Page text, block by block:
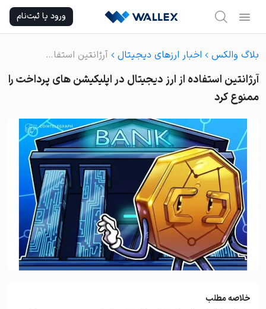
content
ورود یا ثبت‌نام
بلاگ والکس اخبار ارزهای دیجیتال آرژانتین استفاده از ارز دیجیتال در اپلیکیشن های پرداخت را ممنوع کرد
آرژانتین استفاده از ارز دیجیتال در اپلیکیشن های پرداخت را
ممنوع کرد
خلاصه مطلب